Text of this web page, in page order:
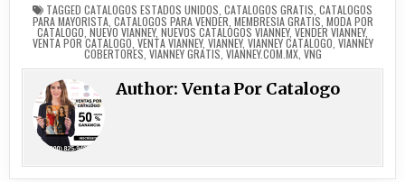
TAGGED CATALOGOS ESTADOS UNIDOS CATALOGOS GRATIS CATALOGOS
PARA MAYORISTA, CATALOGOS PARA VENDER MEMBRESIA GRATIS MODA POR
CATALOGO NUEVO VIANNEY, NUEVOS CATALOGOS VIANNEY, VENDER VIANNEY,
VENTA POR CATALOGO VENTA VIANNEY, VIANNEY, VIANNEY CATALOGO VIANNEY
COBERTORES VIANNEY GRATIS VIANNEY.COM.MX, VNG
Author:Venta Por Catalogo